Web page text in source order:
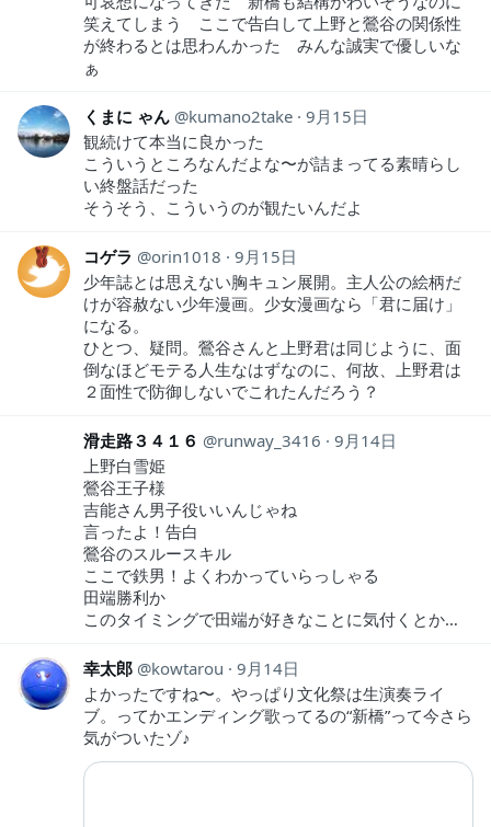
笑えてしまう ここで告白して上野と鶯谷の関係性
が終わるとは思わんかった みんな誠実で優しいな
ぁ
くまに ゃん kumano2take 9月15日
観続けて本当に良かった
こういうところなんだよな〜が詰まってる素晴らし
い終盤話だった
そうそう、こういうのが観たいんだよ
コゲラ orin1018
9月15日
少年誌とは思えない胸キュン展開。主人公の絵柄だ
けが容赦ない少年漫画。少女漫画なら「君に届け」
になる。
ひとつ、疑問。鶯谷さんと上野君は同じように、面
倒なほどモテる人生なはずなのに、何故、上野君は
２面性で防御しないでこれたんだろう？
滑走路３４１６ runway_3416
9月14日
上野白雪姫
鶯谷王子様
吉能さん男子役いいんじゃね
言ったよ！告白
鶯谷のスルースキル
ここで鉄男！よくわかっていらっしゃる
田端勝利か
このタイミングで田端が好きなことに気付くとか…
幸太郎 kowtarou
9月14日
よかったですね〜。やっぱり文化祭は生演奏ライ
ブ。ってかエンディング歌ってるの“新橋”って今さら
気がついたゾ♪